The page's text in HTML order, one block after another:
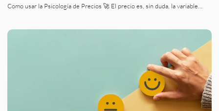
Como usar la Psicología de Precios 🚀 El precio es, sin duda, la variable…